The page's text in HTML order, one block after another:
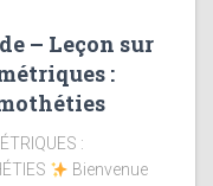
– Leçon sur
:
:
Bienvenue